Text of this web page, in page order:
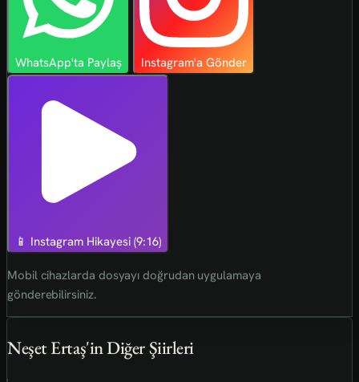
WhatsApp'ta Paylaş Instagram'a Gönder
📱 Instagram Hikayesi (9:16)
Mobil cihazlarda dosyayı doğrudan uygulamaya
gönderebilirsiniz.
Neşet Ertaş'in Diğer Şiirleri